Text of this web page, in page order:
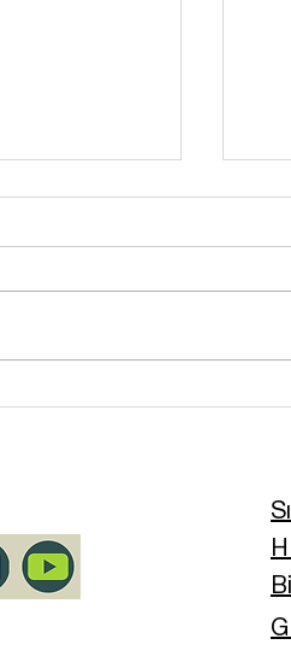
Biri Olarak